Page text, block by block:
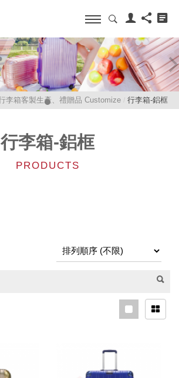
李箱客製生產、禮贈品 Customize 行李箱-鋁框
行李箱-鋁框
PRODUCTS